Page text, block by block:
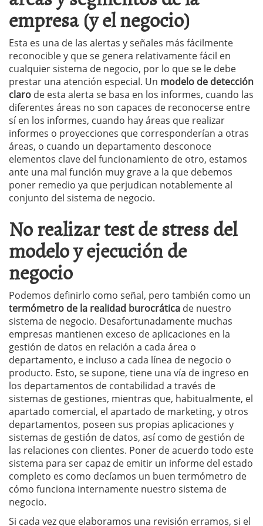
empresa (y el negocio)
Esta es una de las alertas y señales más fácilmente
reconocible y que se genera relativamente fácil en
cualquier sistema de negocio, por lo que se le debe
prestar una atención especial. Un modelo de detección
claro de esta alerta se basa en los informes, cuando las
diferentes áreas no son capaces de reconocerse entre
sí en los informes, cuando hay áreas que realizar
informes o proyecciones que corresponderían a otras
áreas, o cuando un departamento desconoce
elementos clave del funcionamiento de otro, estamos
ante una mal función muy grave a la que debemos
poner remedio ya que perjudican notablemente al
conjunto del sistema de negocio.
No realizar test de stress del
modelo y ejecución de
negocio
Podemos definirlo como señal, pero también como un
termómetro de la realidad burocrática de nuestro
sistema de negocio. Desafortunadamente muchas
empresas mantienen exceso de aplicaciones en la
gestión de datos en relación a cada área o
departamento, e incluso a cada línea de negocio o
producto. Esto, se supone, tiene una vía de ingreso en
los departamentos de contabilidad a través de
sistemas de gestiones, mientras que, habitualmente, el
apartado comercial, el apartado de marketing, y otros
departamentos, poseen sus propias aplicaciones y
sistemas de gestión de datos, así como de gestión de
las relaciones con clientes. Poner de acuerdo todo este
sistema para ser capaz de emitir un informe del estado
completo es como decíamos un buen termómetro de
cómo funciona internamente nuestro sistema de
negocio.
Si cada vez que elaboramos una revisión erramos, si el